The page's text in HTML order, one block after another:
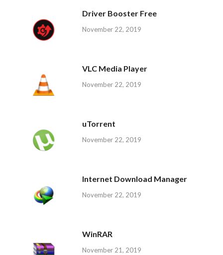
Driver Booster Free
November 22, 2019
VLC Media Player
November 22, 2019
uTorrent
November 22, 2019
Internet Download Manager
November 22, 2019
WinRAR
November 21, 2019